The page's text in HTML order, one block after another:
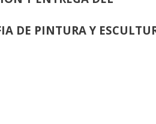
DE PINTURA Y